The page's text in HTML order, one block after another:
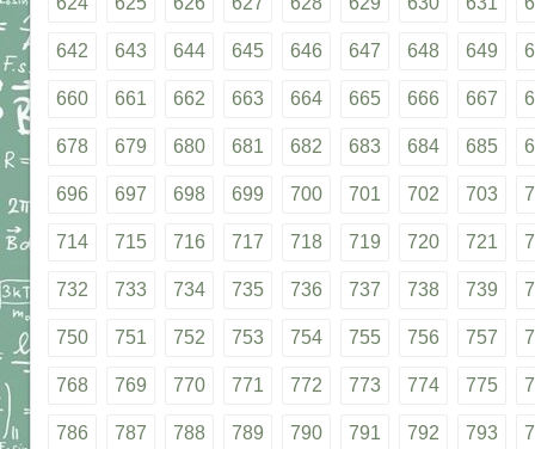
642 643 644 645 646 647 648 649
660 661 662 663 664 665 666 667
678 679 680 681 682 683 684 685
696 697 698 699 700 701 702 703
714 715 716 717 718 719 720 721
732 733 734 735 736 737 738 739
750 751 752 753 754 755 756 757
768 769 770 771 772 773 774 775
786 787 788 789 790 791 792 793